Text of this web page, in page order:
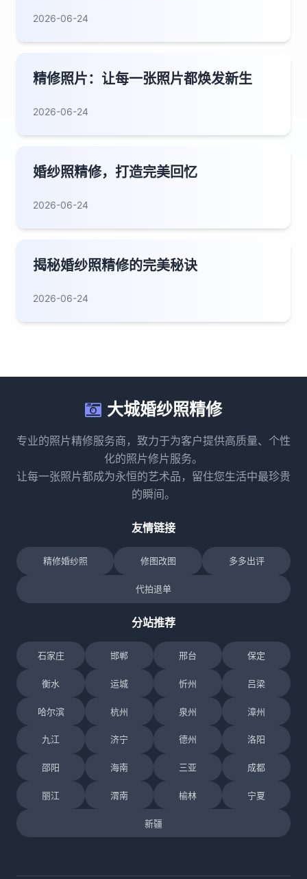
2026-06-24
精修照片：让每一张照片都焕发新生
2026-06-24
婚纱照精修，打造完美回忆
2026-06-24
揭秘婚纱照精修的完美秘诀
2026-06-24
大城婚纱照精修
专业的照片精修服务商，致力于为客户提供高质量、个性
化的照片修片服务。
让每一张照片都成为永恒的艺术品，留住您生活中最珍贵
的瞬间。
友情链接
精修婚纱照 修图改图 多多出评
代拍退单
分站推荐
石家庄 邯郸 邢台 保定
衡水 运城 忻州 吕梁
哈尔滨 杭州 泉州 漳州
九江 济宁 德州 洛阳
邵阳 海南 三亚 成都
丽江 渭南 榆林 宁夏
新疆